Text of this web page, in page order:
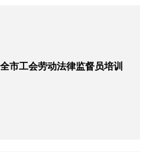
市工会劳动法律监督员培训